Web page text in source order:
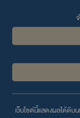
เว็บไซต์นี้แสดงผลได้ดีบน